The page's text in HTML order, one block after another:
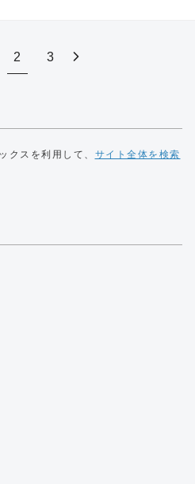
2 3
クスを利用して、 サイト全体を検索